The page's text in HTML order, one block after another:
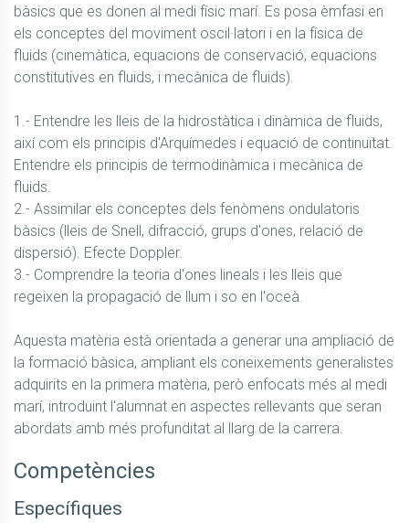
bàsics que es donen al medi físic marí. Es posa èmfasi en
els conceptes del moviment oscil·latori i en la física de
fluids (cinemàtica, equacions de conservació, equacions
constitutives en fluids, i mecànica de fluids).
1.- Entendre les lleis de la hidrostàtica i dinàmica de fluids,
així com els principis d'Arquímedes i equació de continuïtat.
Entendre els principis de termodinàmica i mecànica de
fluids.
2.- Assimilar els conceptes dels fenòmens ondulatoris
bàsics (lleis de Snell, difracció, grups d'ones, relació de
dispersió). Efecte Doppler.
3.- Comprendre la teoria d'ones lineals i les lleis que
regeixen la propagació de llum i so en l'oceà.
Aquesta matèria està orientada a generar una ampliació de
la formació bàsica, ampliant els coneixements generalistes
adquirits en la primera matèria, però enfocats més al medi
marí, introduint l'alumnat en aspectes rellevants que seran
abordats amb més profunditat al llarg de la carrera.
Competències
Específiques